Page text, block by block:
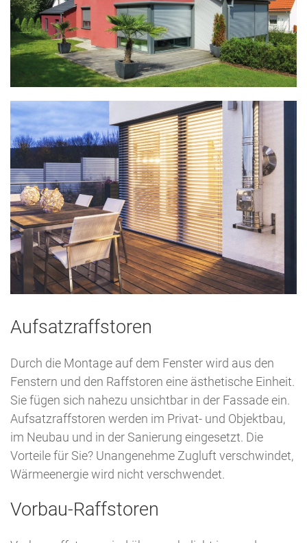
Aufsatzraffstoren
Durch die Montage auf dem Fenster wird aus den
Fenstern und den Raffstoren eine ästhetische Einheit.
Sie fügen sich nahezu unsichtbar in der Fassade ein.
Aufsatzraffstoren werden im Privat- und Objektbau,
im Neubau und in der Sanierung eingesetzt. Die
Vorteile für Sie? Unangenehme Zugluft verschwindet,
Wärmeenergie wird nicht verschwendet.
Vorbau-Raffstoren